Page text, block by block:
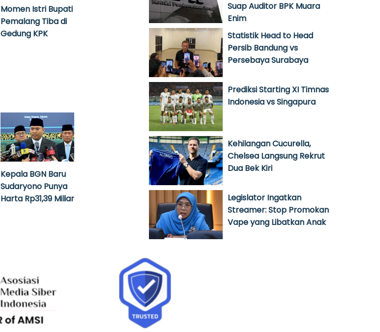
Momen Istri Bupati
Pemalang Tiba di
Gedung KPK
Kepala BGN Baru
Sudaryono Punya
Harta Rp31,39 Miliar
Suap Auditor BPK Muara
Enim
Statistik Head to Head
Persib Bandung vs
Persebaya Surabaya
Prediksi Starting XI Timnas
Indonesia vs Singapura
Kehilangan Cucurella,
Chelsea Langsung Rekrut
Dua Bek Kiri
Legislator Ingatkan
Streamer: Stop Promokan
Vape yang Libatkan Anak